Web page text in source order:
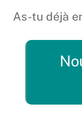
As-tu déjà